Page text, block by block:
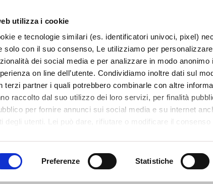
utilizza i cookie
e tecnologie similari (es. identificatori univoci, pixel)
solo con il suo consenso, Le utilizziamo per
dei social media e per analizzare in modo anonimo
on line dell’utente. Condividiamo inoltre dati sul
terzi partner i quali potrebbero combinarle con altre
raccolto dal suo utilizzo dei loro servizi, per finalità
per fornire annunci sui social media e su internet
degli utenti. Lei può dare, rifiutare o modificare il consenso
usati e sulla loro condivisione con i terzi partner può
Preferenze Statistiche
TERRITORIO SISTEMI E MESTIERI